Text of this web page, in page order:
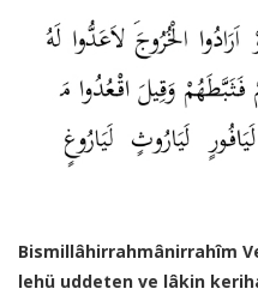
Bismillâhirrahmânirrahîm
lehü uddeten ve lâkin